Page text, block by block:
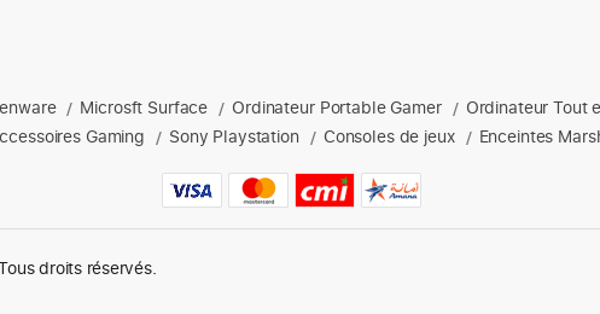
: Apple, Dell, hp, Lenovo, Microsoft, ordinateurs portables,
/ Microsft Surface / Ordinateur Portable Gamer / Ordinateur Tout
Gaming / Sony Playstation / Consoles de jeux / Enceintes
droits réservés.